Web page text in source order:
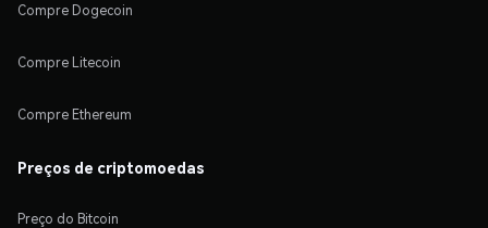
Compre Dogecoin
Compre Litecoin
Compre Ethereum
Preços de criptomoedas
Preço do Bitcoin